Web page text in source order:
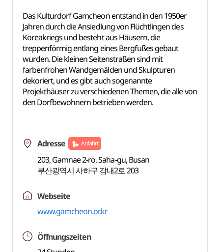
Das Kulturdorf Gamcheon entstand in den 1950er
Jahren durch die Ansiedlung von Flüchtlingen des
Koreakriegs und besteht aus Häusern, die
treppenförmig entlang eines Bergfußes gebaut
wurden. Die kleinen Seitenstraßen sind mit
farbenfrohen Wandgemälden und Skulpturen
dekoriert, und es gibt auch sogenannte
Projekthäuser zu verschiedenen Themen, die alle von
den Dorfbewohnern betrieben werden.
Adresse Anfahrt
203, Gamnae 2-ro, Saha-gu, Busan
부산광역시 사하구 감내2로 203
Webseite
www.gamcheon.or.kr
Öffnungszeiten